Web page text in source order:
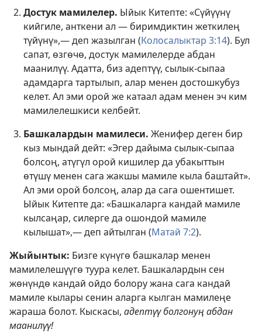
Достук мамилелер. Ыйык Китепте: «Сүйүүнү
кийгиле, анткени ал — биримдиктин жеткилең
түйүнү»,— деп жазылган (Колосалыктар 3:14). Бул
сапат, өзгөчө, достук мамилелерде абдан
маанилүү. Адатта, биз адептүү, сылык-сыпаа
адамдарга тартылып, алар менен достошкубуз
келет. Ал эми орой же катаал адам менен эч ким
мамилелешкиси келбейт.
Башкалардын мамилеси. Женифер деген бир
кыз мындай дейт: «Эгер дайыма сылык-сыпаа
болсоң, атүгүл орой кишилер да убакыттын
өтүшү менен сага жакшы мамиле кыла баштайт».
Ал эми орой болсоң, алар да сага ошентишет.
Ыйык Китепте да: «Башкаларга кандай мамиле
кылсаңар, силерге да ошондой мамиле
кылышат»,— деп айтылган (Матай 7:2).
Жыйынтык: Бизге күнүгө башкалар менен
мамилелешүүгө туура келет. Башкалардын сен
жөнүндө кандай ойдо болору жана сага кандай
мамиле кылары сенин аларга кылган мамилеңе
жараша болот. Кыскасы, адептүү болгонуң абдан
маанилүү!